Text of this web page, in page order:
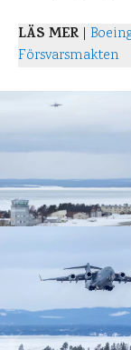
LÄS MER |
Försvarsmakten